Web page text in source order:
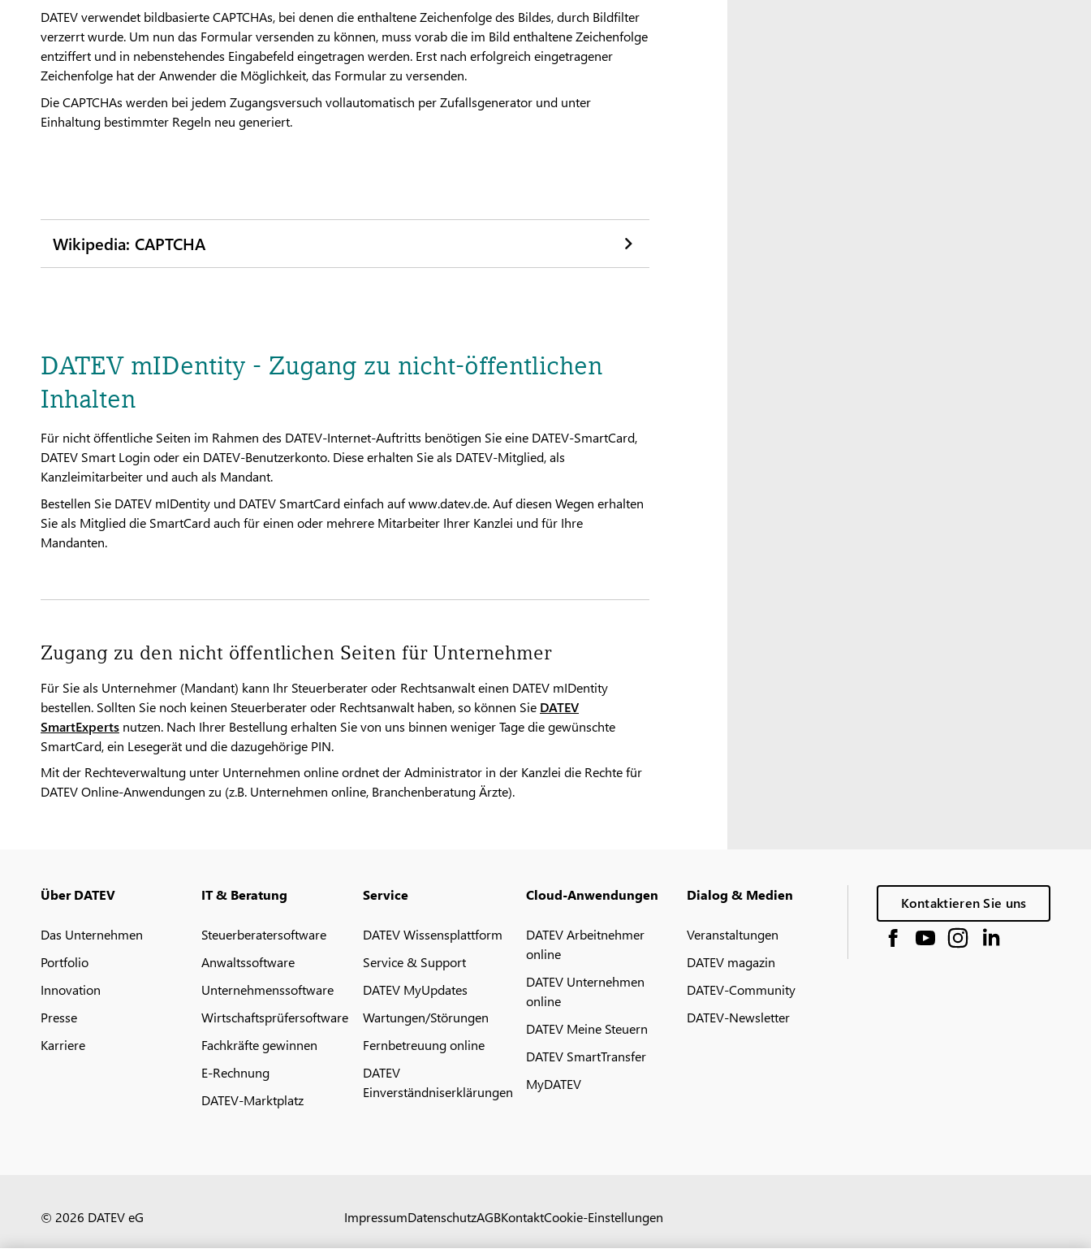
DATEV verwendet bildbasierte CAPTCHAs, bei denen die enthaltene Zeichenfolge des Bildes, durch Bildfilter
verzerrt wurde. Um nun das Formular versenden zu können, muss vorab die im Bild enthaltene Zeichenfolge
entziffert und in nebenstehendes Eingabefeld eingetragen werden. Erst nach erfolgreich eingetragener
Zeichenfolge hat der Anwender die Möglichkeit, das Formular zu versenden.
Die CAPTCHAs werden bei jedem Zugangsversuch vollautomatisch per Zufallsgenerator und unter
Einhaltung bestimmter Regeln neu generiert.
Wikipedia: CAPTCHA
DATEV mIDentity - Zugang zu nicht-öffentlichen
Inhalten
Für nicht öffentliche Seiten im Rahmen des DATEV-Internet-Auftritts benötigen Sie eine DATEV-SmartCard,
DATEV Smart Login oder ein DATEV-Benutzerkonto. Diese erhalten Sie als DATEV-Mitglied, als
Kanzleimitarbeiter und auch als Mandant.
Bestellen Sie DATEV mIDentity und DATEV SmartCard einfach auf www.datev.de. Auf diesen Wegen erhalten
Sie als Mitglied die SmartCard auch für einen oder mehrere Mitarbeiter Ihrer Kanzlei und für Ihre
Mandanten.
Zugang zu den nicht öffentlichen Seiten für Unternehmer
Für Sie als Unternehmer (Mandant) kann Ihr Steuerberater oder Rechtsanwalt einen DATEV mIDentity
bestellen. Sollten Sie noch keinen Steuerberater oder Rechtsanwalt haben, so können Sie DATEV
SmartExperts nutzen. Nach Ihrer Bestellung erhalten Sie von uns binnen weniger Tage die gewünschte
SmartCard, ein Lesegerät und die dazugehörige PIN.
Mit der Rechteverwaltung unter Unternehmen online ordnet der Administrator in der Kanzlei die Rechte für
DATEV Online-Anwendungen zu (z.B. Unternehmen online, Branchenberatung Ärzte).
Über DATEV
Das Unternehmen
Portfolio
Innovation
Presse
Karriere
IT & Beratung
Steuerberatersoftware
Anwaltssoftware
Unternehmenssoftware
Wirtschaftsprüfersoftware
Fachkräfte gewinnen
E-Rechnung
DATEV-Marktplatz
Service
DATEV Wissensplattform
Service & Support
DATEV MyUpdates
Wartungen/Störungen
Fernbetreuung online
DATEV
Einverständniserklärungen
Cloud-Anwendungen
DATEV Arbeitnehmer
online
DATEV Unternehmen
online
DATEV Meine Steuern
DATEV SmartTransfer
MyDATEV
Dialog & Medien
Veranstaltungen
DATEV magazin
DATEV-Community
DATEV-Newsletter
Kontaktieren Sie uns
© 2026 DATEV eG ImpressumDatenschutzAGBKontaktCookie-Einstellungen